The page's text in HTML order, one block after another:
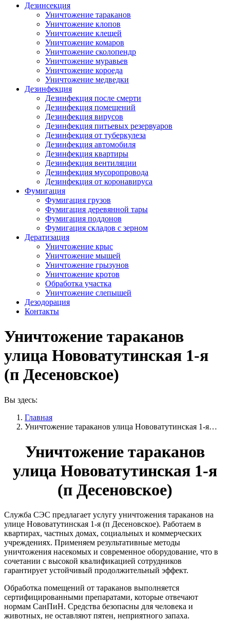
Дезинсекция
Уничтожение тараканов
Уничтожение клопов
Уничтожение клещей
Уничтожение комаров
Уничтожение сколопендр
Уничтожение муравьев
Уничтожение короеда
Уничтожение медведки
Дезинфекция
Дезинфекция после смерти
Дезинфекция помещений
Дезинфекция вирусов
Дезинфекция питьевых резервуаров
Дезинфекция от туберкулеза
Дезинфекция автомобиля
Дезинфекция квартиры
Дезинфекция вентиляции
Дезинфекция мусоропровода
Дезинфекция от коронавируса
Фумигация
Фумигация грузов
Фумигация деревянной тары
Фумигация поддонов
Фумигация складов с зерном
Дератизация
Уничтожение крыс
Уничтожение мышей
Уничтожение грызунов
Уничтожение кротов
Обработка участка
Уничтожение слепышей
Дезодорация
Контакты
Уничтожение тараканов
улица Нововатутинская 1-я
(п Десеновское)
Вы здесь:
Главная
Уничтожение тараканов улица Нововатутинская 1-я…
Уничтожение тараканов
улица Нововатутинская 1-я
(п Десеновское)
Служба СЭС предлагает услугу уничтожения тараканов на
улице Нововатутинская 1-я (п Десеновское). Работаем в
квартирах, частных домах, социальных и коммерческих
учреждениях. Применяем результативные методы
уничтожения насекомых и современное оборудование, что в
сочетании с высокой квалификацией сотрудников
гарантирует устойчивый продолжительный эффект.
Обработка помещений от тараканов выполняется
сертифицированными препаратами, которые отвечают
нормам СанПиН. Средства безопасны для человека и
животных, не оставляют пятен, неприятного запаха.